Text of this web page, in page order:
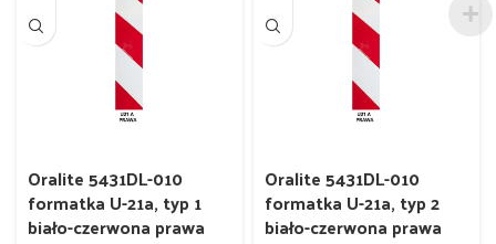
Oralite 5431DL-010
formatka U-21a, typ 1
biało-czerwona prawa
Oralite 5431DL-010
formatka U-21a, typ 2
biało-czerwona prawa